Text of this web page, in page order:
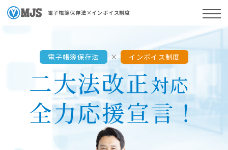
電子帳簿保存法×インボイス制度
電子帳簿保存法 × インボイス制度
二大法改正対応
全力応援宣言！